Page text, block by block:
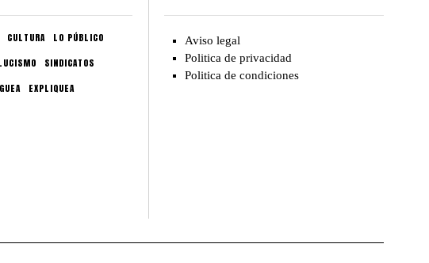
CULTURA
LO PÚBLICO
SINDICATOS
EXPLIQUEA
Aviso legal
Politica de privacidad
Politica de condiciones